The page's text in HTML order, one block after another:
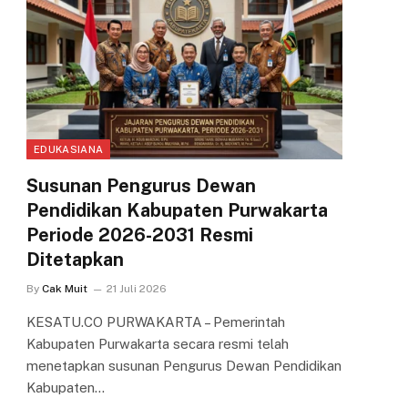
EDUKASIANA
Susunan Pengurus Dewan
Pendidikan Kabupaten Purwakarta
Periode 2026-2031 Resmi
Ditetapkan
By Cak Muit 21 Juli 2026
KESATU.CO PURWAKARTA – Pemerintah
Kabupaten Purwakarta secara resmi telah
menetapkan susunan Pengurus Dewan Pendidikan
Kabupaten…